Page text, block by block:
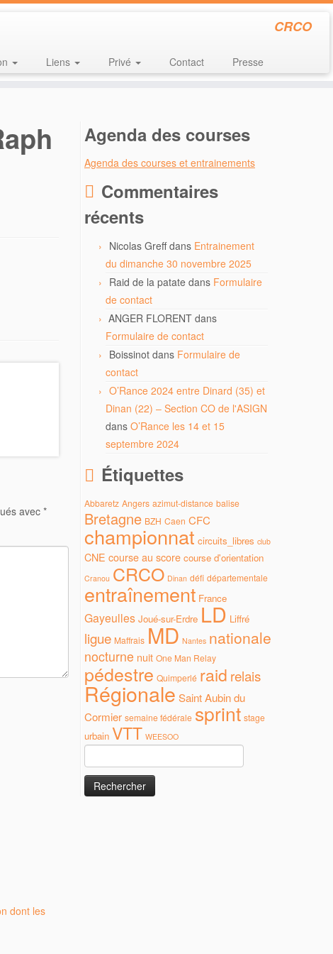
CRCO
Liens Privé Contact Presse
avec*
dont les
Agenda des courses
Agenda des courses et entrainements
Commentaires
récents
Nicolas Greffdans Entrainement
du dimanche 30 novembre 2025
Raid de la patate dans Formulaire
de contact
ANGER FLORENT dans
Formulaire de contact
Boissinot dans Formulaire de
contact
O’Rance 2024 entre Dinard (35) et
Dinan (22) – Section CO de l'ASIGN
dans O’Rance les 14 et 15
septembre 2024
Étiquettes
Abbaretz Angers azimut-distance balise
Bretagne BZH Caen CFC
championnat circuits_libres club
CNE course au score course d'orientation
Cranou CRCO Dinan défi départementale
entraînement France
Gayeulles Joué-sur-Erdre LD Liffré
ligue Maffrais MD Nantes nationale
nocturne nuit One Man Relay
pédestre Quimperlé raid relais
Régionale Saint Aubin du
Cormier semaine fédérale sprint stage
urbain VTT WEESOO